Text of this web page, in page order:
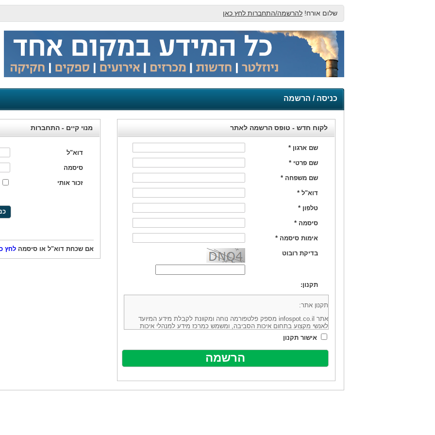
שלום אורח! להרשמה/התחברות לחץ כאן
כניסה / הרשמה
מנוי קיים - התחברות
דוא"ל
סיסמה
זכור אותי
אם שכחת דוא"ל או סיסמה לחץ
לקוח חדש - טופס הרשמה לאתר
שם ארגון *
שם פרטי *
שם משפחה *
דוא"ל *
טלפון *
סיסמה *
אימות סיסמה *
בדיקת רובוט
תקנון:
תקנון אתר:
אתר infospot.co.il מספק פלטפורמה נוחה ומקוונת לקבלת מידע המיועד
לאנשי מקצוע בתחום איכות הסביבה, ומשמש כמרכז מידע למנהלי איכות
סביבה (להלן: "המידע"). האתר בבעלותה ובניהולה של חברת יזמות וידע
מיקוד 6113102 ובדוא"ל: office@infospot.co.il (להלן: "האתר").
האתר אינו מספק את השירותים המפורסמים באתר ע"י ספקים שונים, איננו
מוכר את השירות המוצע באתר ע"י ספקים שונים, איננו מעורב במתן השירות
אלקטרונית של פרסום עבור נותני שירותים אלו. במילים אחרות, האחריות על
ביצוע העסקה בין הגולשים לבין המפרסמים נותני השירות ואיכותה מוטלת על
אישור תקנון